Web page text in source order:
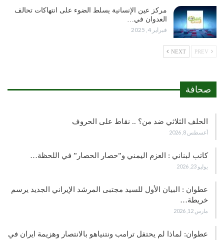
مركز عين الإنسانية يسلط الضوء على انتهاكات تحالف
العدوان في…
فبراير 4, 2025
NEXT
صحافة
الحلف الثلاثي ضد من؟ .. نقاط على الحروف
أغسطس 8, 2026
كاتب لبناني : العزم اليمني و”حصار الحصار” في اللحظة…
يوليو 23, 2026
عطوان : البيان الأول للسيد مجتبى المرشد الإيراني الجديد يرسم
خريطة…
مارس 12, 2026
عطوان: لماذا لم يحتفل ترامب ونتنياهو بالانتصار وهزيمة ايران في